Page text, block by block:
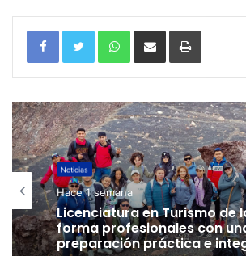
WhatsAppCompartir por correo electrónicoImprimir
Noticias
Hace 1 semana
Licenciatura en Turismo de
forma profesionales con
preparación práctica e